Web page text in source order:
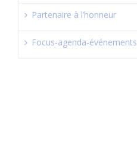
Partenaire à l’honneur
Focus-agenda-événements